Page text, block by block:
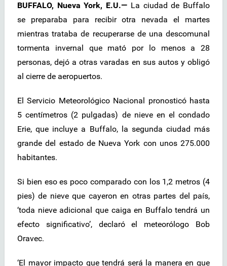
BUFFALO, Nueva York, E.U.— La ciudad de Buffalo
se preparaba para recibir otra nevada el martes
mientras trataba de recuperarse de una descomunal
tormenta invernal que mató por lo menos a 28
personas, dejó a otras varadas en sus autos y obligó
al cierre de aeropuertos.
El Servicio Meteorológico Nacional pronosticó hasta
5 centímetros (2 pulgadas) de nieve en el condado
Erie, que incluye a Buffalo, la segunda ciudad más
grande del estado de Nueva York con unos 275.000
habitantes.
Si bien eso es poco comparado con los 1,2 metros (4
pies) de nieve que cayeron en otras partes del país,
‘toda nieve adicional que caiga en Buffalo tendrá un
efecto significativo’, declaró el meteorólogo Bob
Oravec.
‘El mayor impacto que tendrá será la manera en que